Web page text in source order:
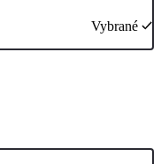
Vybrané